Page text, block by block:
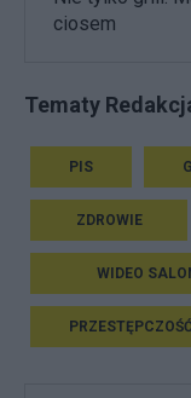
ciosem
Tematy
PIS
ZDROWIE
WIDEO
PRZESTĘPCZOŚĆ